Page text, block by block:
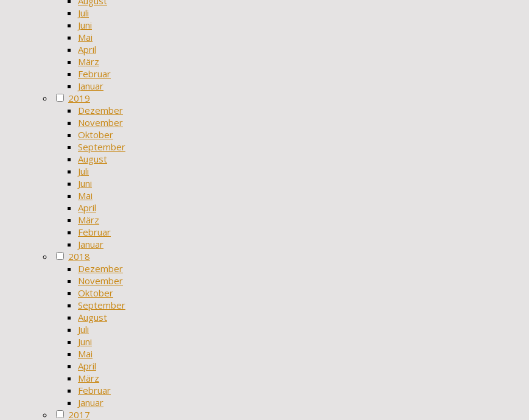
Juli
Juni
Mai
April
März
Februar
Januar
2019
Dezember
November
Oktober
September
August
Juli
Juni
Mai
April
März
Februar
Januar
2018
Dezember
November
Oktober
September
August
Juli
Juni
Mai
April
März
Februar
Januar
2017